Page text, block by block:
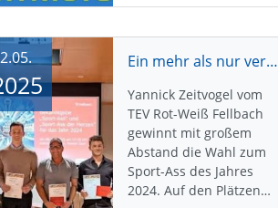
Ein mehr als nur verdienter Sieg
Yannick Zeitvogel vom
TEV Rot-Weiß Fellbach
gewinnt mit großem
Abstand die Wahl zum
Sport-Ass des Jahres
2024. Auf den Plätzen…